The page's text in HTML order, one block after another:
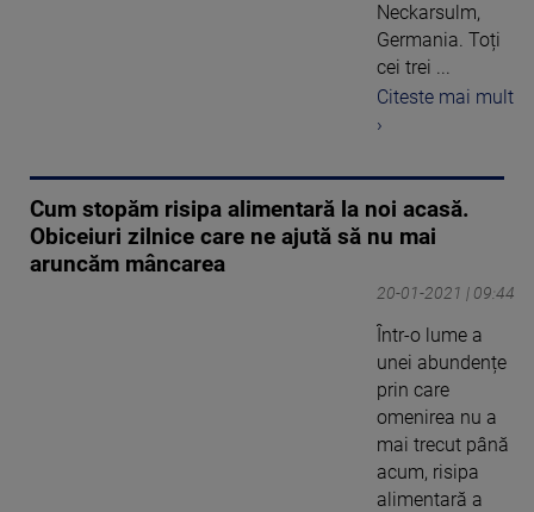
Neckarsulm,
Germania. Toți
cei trei ...
Citeste mai mult
›
Cum stopăm risipa alimentară la noi acasă.
Obiceiuri zilnice care ne ajută să nu mai
aruncăm mâncarea
20-01-2021 | 09:44
Într-o lume a
unei abundențe
prin care
omenirea nu a
mai trecut până
acum, risipa
alimentară a